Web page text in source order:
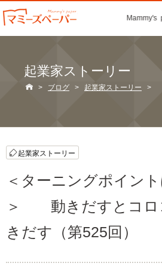
Mammy's
起業家ストーリー
 > ブログ > 起業家ストーリー >
起業家ストーリー
＜ターニングポイン
＞ 動きだすとコロ
きだす（第525回）